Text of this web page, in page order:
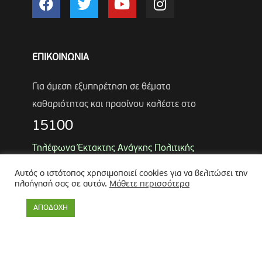
ΕΠΙΚΟΙΝΩΝΙΑ
Για άμεση εξυπηρέτηση σε θέματα
καθαριότητας και πρασίνου καλέστε στο
15100
Τηλέφωνα Έκτακτης Ανάγκης Πολιτικής
ΑντιδήμαρχοςΛύκος Παναγιώτης
Θωμάς Ρουμπάκος
Αυτός ο ιστότοπος χρησιμοποιεί cookies για να βελιτώσει την
πλοήγησή σας σε αυτόν. Μάθετε περισσότερα
ΑΠΟΔΟΧΗ